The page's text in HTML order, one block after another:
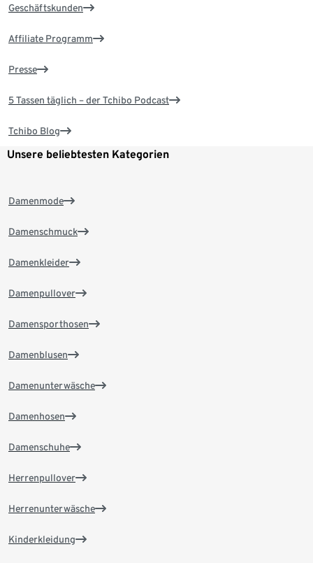
Geschäftskunden
Affiliate Programm
Presse
5 Tassen täglich – der Tchibo Podcast
Tchibo Blog
Unsere beliebtesten Kategorien
Damenmode
Damenschmuck
Damenkleider
Damenpullover
Damensporthosen
Damenblusen
Damenunterwäsche
Damenhosen
Damenschuhe
Herrenpullover
Herrenunterwäsche
Kinderkleidung